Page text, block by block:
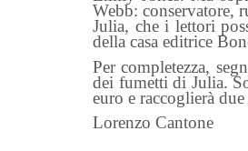
Webb: conservatore,
Julia, che i lettori
della casa editrice
Per completezza,
dei fumetti di Julia.
euro e raccoglierà
Lorenzo Cantone